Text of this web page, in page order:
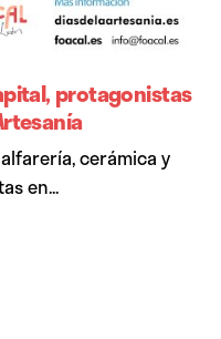
protagonistas
cerámica y
en...